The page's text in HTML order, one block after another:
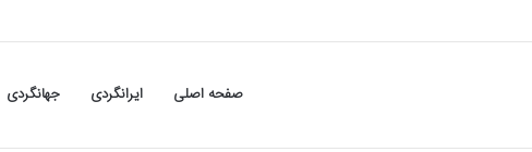
صفحه اصلی ایرانگردی جهانگردی